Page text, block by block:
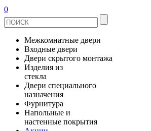
0
Межкомнатные двери
ШПОНИРОВАНЫЕ
ЭКОШПОН
ИЗ МАССИВА СОСНЫ
Входные двери
МЕТАЛЛИЧЕСКИЕ ДВЕРИ
В КВАРТИРУ
ДЛЯ ДОМА
Двери скрытого монтажа
СТЕКЛЯННЫЕ
ЗЕРКАЛЬНЫЕ
Изделия из
стекла
ДВЕРИ
ДУШЕВЫЕ КАБИНЫ И ПЕРЕГОРОДКИ
Двери специального
назначения
ПРОТИВОПОЖАРНЫЕ
Фурнитура
ДВЕРНЫЕ РУЧКИ
Напольные и
настенные покрытия